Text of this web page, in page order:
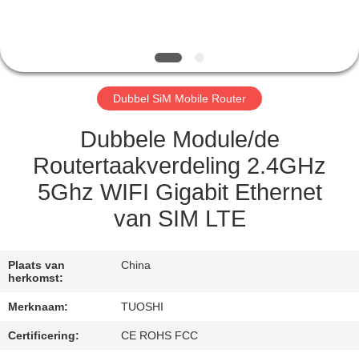
NIEUWS
GEVALLEN
VERZOEK
OM EEN
VR
SITEMAP
Dubbel SiM Mobile Router
Dubbele Module/de
Routertaakverdeling 2.4GHz
5Ghz WIFI Gigabit Ethernet
van SIM LTE
Plaats van
herkomst:
China
Merknaam: TUOSHI
Certificering: CE ROHS FCC